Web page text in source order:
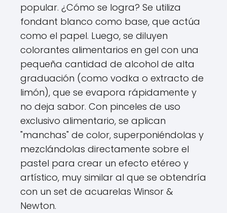
popular. ¿Cómo se logra? Se utiliza
fondant blanco como base, que actúa
como el papel. Luego, se diluyen
colorantes alimentarios en gel con una
pequeña cantidad de alcohol de alta
graduación (como vodka o extracto de
limón), que se evapora rápidamente y
no deja sabor. Con pinceles de uso
exclusivo alimentario, se aplican
"manchas" de color, superponiéndolas y
mezclándolas directamente sobre el
pastel para crear un efecto etéreo y
artístico, muy similar al que se obtendría
con un set de acuarelas Winsor &
Newton.